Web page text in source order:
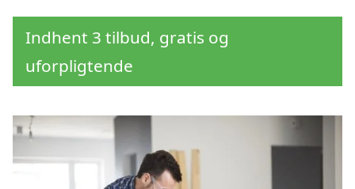
Indhent 3 tilbud, gratis og
uforpligtende